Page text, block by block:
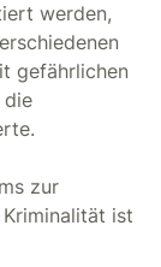
werden,
gefährlichen
die
zur
ist